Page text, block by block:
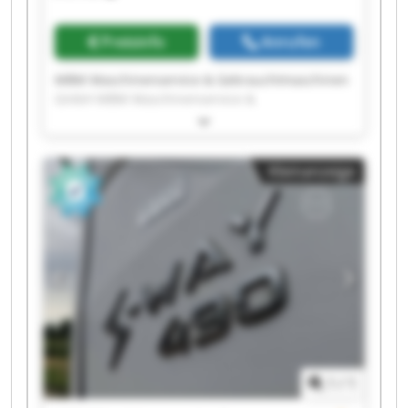
Gebrauchtmaschinen GmbH
Preisinfo Anrufen
Gebrauchtmaschinen GmbH MBM
GmbH MBM Maschinenservice &
Gebrauchtmaschinen GmbH MBM
Maschinenservice & Gebrauchtmaschinen
GmbH MBM Maschinenservice &
Gebrauchtmaschinen GmbH MBM
Maschinenservice & Gebrauchtmaschinen
GmbH MBM Maschinenservice &
Gebrauchtmaschinen GmbH MBM
Maschinenservice & Gebrauchtmaschinen
GmbH MBM Maschinenservice &
Gebrauchtmaschinen GmbH MBM
Maschinenservice & Gebrauchtmaschinen
Kleinanzeige